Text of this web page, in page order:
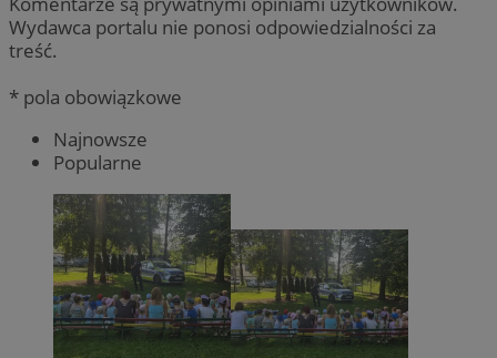
Wydawca portalu nie ponosi odpowiedzialności za
treść.
* pola obowiązkowe
Najnowsze
Popularne